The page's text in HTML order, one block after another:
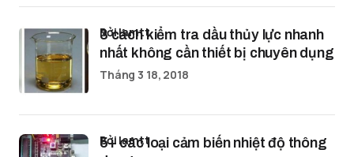
3 cách kiểm tra dầu thủy lực nhanh
nhất không cần thiết bị chuyên dụng
bởi lamtt
Tháng 3 18, 2018
5+ các loại cảm biến nhiệt độ thông
bởi lamtt